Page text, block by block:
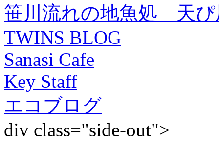
笹川流れの地魚処 天ぴ
TWINS BLOG
Sanasi Cafe
Key Staff
エコブログ
div class="side-out">